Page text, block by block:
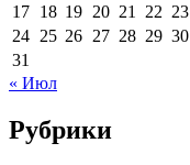
17 18 19 20 21 22 23
24 25 26 27 28 29 30
31
« Июл
Рубрики